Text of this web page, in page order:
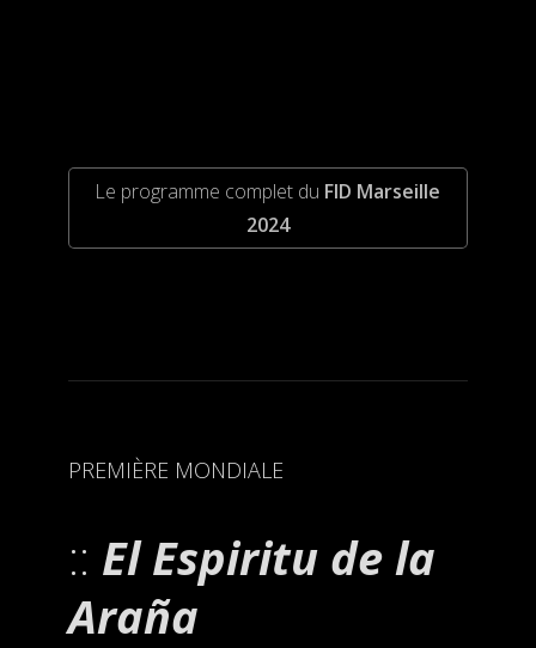
Le programme complet du FID Marseille
2024
PREMIÈRE MONDIALE
El Espiritu de la
Araña